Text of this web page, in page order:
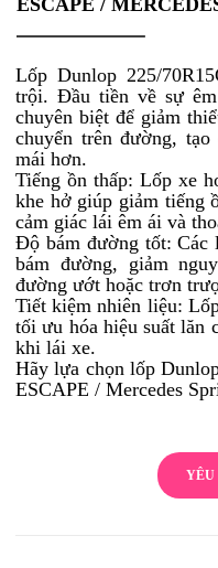
ESCAPE /
Lốp Dunlop 225/
trội. Đầu tiền về sự
chuyên biệt để giảm
chuyển trên đường,
mái hơn.
Tiếng ồn thấp: Lốp xe
khe hở giúp giảm tiếng
cảm giác lái êm ái và
Độ bám đường tốt: Các
bám đường, giảm
đường ướt hoặc trơn
Tiết kiệm nhiên liệu:
tối ưu hóa hiệu suất lăn
khi lái xe.
Hãy lựa chọn lốp
ESCAPE / Mercedes
YÊU